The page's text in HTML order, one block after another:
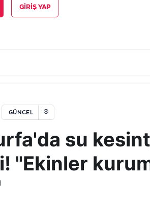
GIRIŞ YAP
GÜNCEL
su
"Ekinler